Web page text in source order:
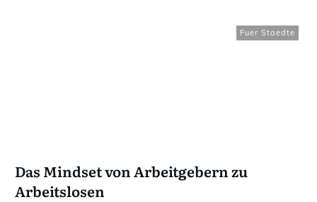
Fuer Staedte
Das Mindset von Arbeitgebern zu
Arbeitslosen